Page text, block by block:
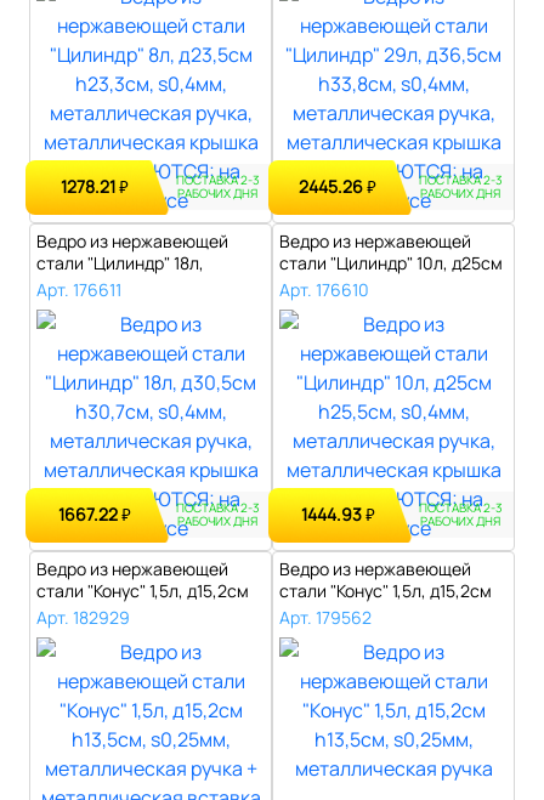
1278.21₽ ПОСТАВКА 2-3
РАБОЧИХ ДНЯ 2445.26₽ ПОСТАВКА 2-3
РАБОЧИХ ДНЯ
Ведро из нержавеющей
стали "Цилиндр" 18л,
д30,5см h30,7..
Арт. 176611
1667.22₽ ПОСТАВКА 2-3
РАБОЧИХ ДНЯ
Ведро из нержавеющей
стали "Цилиндр" 10л, д25см
h25,5см..
Арт. 176610
1444.93₽ ПОСТАВКА 2-3
РАБОЧИХ ДНЯ
Ведро из нержавеющей
стали "Конус" 1,5л, д15,2см
h13,5с..
Арт. 182929
Ведро из нержавеющей
стали "Конус" 1,5л, д15,2см
h13,5с..
Арт. 179562